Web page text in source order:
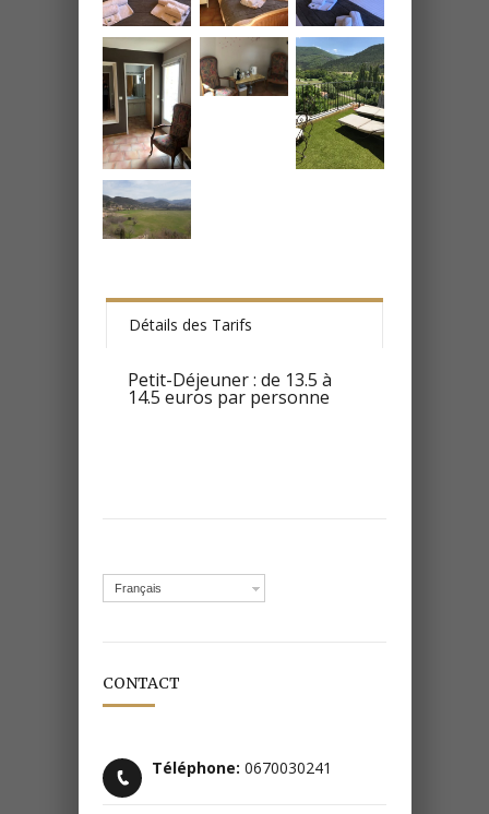
Détails des Tarifs
Petit-Déjeuner : de 13.5 à
14.5 euros par personne
Français
CONTACT
Téléphone: 0670030241